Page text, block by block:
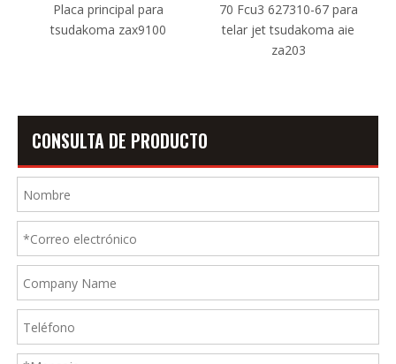
Placa principal para
tsudakoma zax9100
70 Fcu3 627310-67 para
telar jet tsudakoma aie
za203
CONSULTA DE PRODUCTO